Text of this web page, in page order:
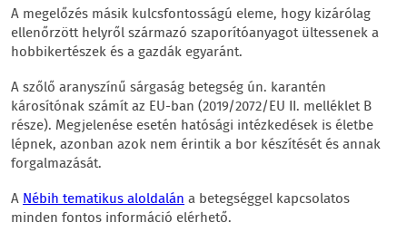
A megelőzés másik kulcsfontosságú eleme, hogy kizárólag
ellenőrzött helyről származó szaporítóanyagot ültessenek a
hobbikertészek és a gazdák egyaránt.
A szőlő aranyszínű sárgaság betegség ún. karantén
károsítónak számít az EU-ban (2019/2072/EU II. melléklet B
része). Megjelenése esetén hatósági intézkedések is életbe
lépnek, azonban azok nem érintik a bor készítését és annak
forgalmazását.
ANébih tematikus aloldalána betegséggel kapcsolatos
minden fontos információ elérhető.